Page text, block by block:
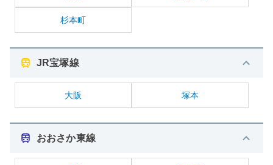
杉本町
JR宝塚線
大阪 塚本
おおさか東線